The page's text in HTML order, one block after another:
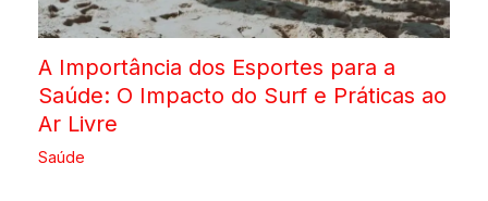
A Importância dos Esportes para a
Saúde: O Impacto do Surf e Práticas ao
Ar Livre
Saúde